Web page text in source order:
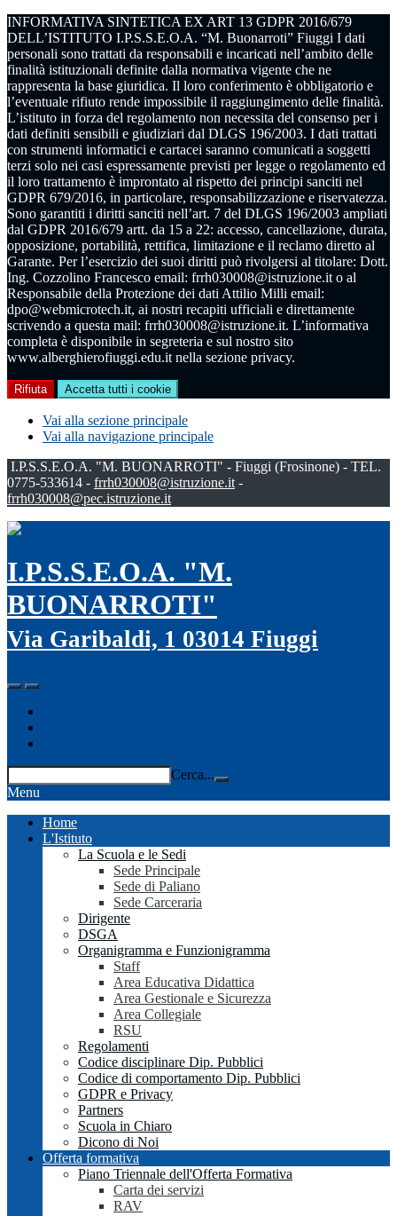
INFORMATIVA SINTETICA EX ART 13 GDPR 2016/679
DELL’ISTITUTO I.P.S.S.E.O.A. “M. Buonarroti” Fiuggi I dati
personali sono trattati da responsabili e incaricati nell’ambito delle
finalità istituzionali definite dalla normativa vigente che ne
rappresenta la base giuridica. Il loro conferimento è obbligatorio e
l’eventuale rifiuto rende impossibile il raggiungimento delle finalità.
L’istituto in forza del regolamento non necessita del consenso per i
dati definiti sensibili e giudiziari dal DLGS 196/2003. I dati trattati
con strumenti informatici e cartacei saranno comunicati a soggetti
terzi solo nei casi espressamente previsti per legge o regolamento ed
il loro trattamento è improntato al rispetto dei principi sanciti nel
GDPR 679/2016, in particolare, responsabilizzazione e riservatezza.
Sono garantiti i diritti sanciti nell’art. 7 del DLGS 196/2003 ampliati
dal GDPR 2016/679 artt. da 15 a 22: accesso, cancellazione, durata,
opposizione, portabilità, rettifica, limitazione e il reclamo diretto al
Garante. Per l’esercizio dei suoi diritti può rivolgersi al titolare: Dott.
Ing. Cozzolino Francesco email: frrh030008@istruzione.it o al
Responsabile della Protezione dei dati Attilio Milli email:
dpo@webmicrotech.it, ai nostri recapiti ufficiali e direttamente
scrivendo a questa mail: frrh030008@istruzione.it. L’informativa
completa è disponibile in segreteria e sul nostro sito
www.alberghierofiuggi.edu.it nella sezione privacy.
Rifiuta Accetta tutti i cookie
Vai alla sezione principale
Vai alla navigazione principale
I.P.S.S.E.O.A. "M. BUONARROTI" - Fiuggi (Frosinone) - TEL.
0775-533614 - frrh030008@istruzione.it -
frrh030008@pec.istruzione.it
I.P.S.S.E.O.A. "M.
BUONARROTI"
Via Garibaldi, 1 03014 Fiuggi
Cerca...
Menu
Home
L'Istituto
La Scuola e le Sedi
Sede Principale
Sede di Paliano
Sede Carceraria
Dirigente
DSGA
Organigramma e Funzionigramma
Staff
Area Educativa Didattica
Area Gestionale e Sicurezza
Area Collegiale
RSU
Regolamenti
Codice disciplinare Dip. Pubblici
Codice di comportamento Dip. Pubblici
GDPR e Privacy
Partners
Scuola in Chiaro
Dicono di Noi
Offerta formativa
Piano Triennale dell'Offerta Formativa
Carta dei servizi
RAV